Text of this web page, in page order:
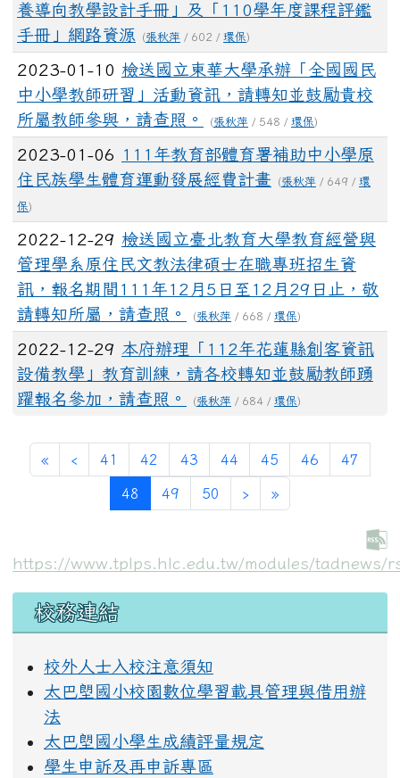
養導向教學設計手冊」及「110學年度課程評鑑
手冊」網路資源
(張秋萍 / 602 / 環保)
2023-01-10 檢送國立東華大學承辦「全國國民
中小學教師研習」活動資訊，請轉知並鼓勵貴校
所屬教師參與，請查照。
(張秋萍 / 548 / 環保)
2023-01-06
111年教育部體育署補助中小學原
住民族學生體育運動發展經費計畫
(張秋萍 / 649 / 環
保)
2022-12-29 檢送國立臺北教育大學教育經營與
管理學系原住民文教法律碩士在職專班招生資
訊，報名期間111年12月5日至12月29日止，敬
請轉知所屬，請查照。
(張秋萍 / 668 / 環保)
2022-12-29 本府辦理「112年花蓮縣創客資訊
設備教學」教育訓練，請各校轉知並鼓勵教師踴
躍報名參加，請查照。
(張秋萍 / 684 / 環保)
«第一頁
‹ 上一頁
41 42 43 44 45 46 47
48 (目前頁次)
49 50 ›下一頁
»最後頁
https://www.tplps.hlc.edu.tw/modules/tadnews/
左邊區域內容
校務連結
校外人士入校注意須知
太巴塱國小校園數位學習載具管理與借用辦
法
太巴塱國小學生成績評量規定
學生申訴及再申訴專區